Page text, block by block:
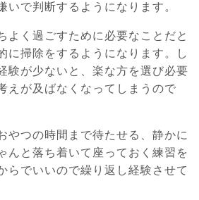
いで判断するようになります。
よく過ごすために必要なことだと
に掃除をするようになります。し
験が少ないと、楽な方を選び必要
えが及ばなくなってしまうので
やつの時間まで待たせる、静かに
んと落ち着いて座っておく練習を
らでいいので繰り返し経験させて